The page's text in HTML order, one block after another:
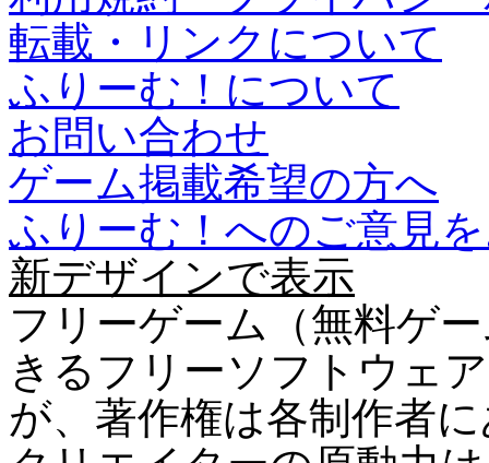
転載・リンクについて
ふりーむ！について
お問い合わせ
ゲーム掲載希望の方へ
ふりーむ！へのご意見
新デザインで表示
フリーゲーム（無料ゲ
きるフリーソフトウェ
が、著作権は各制作者